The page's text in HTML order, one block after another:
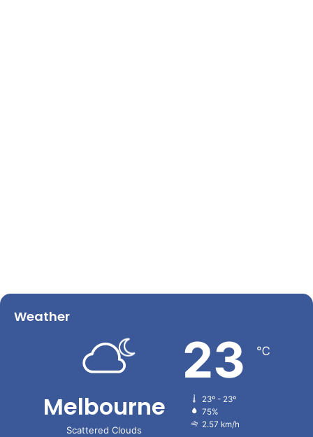
Weather
Melbourne
Scattered Clouds
23 ℃
23º - 23º
75%
2.57 km/h